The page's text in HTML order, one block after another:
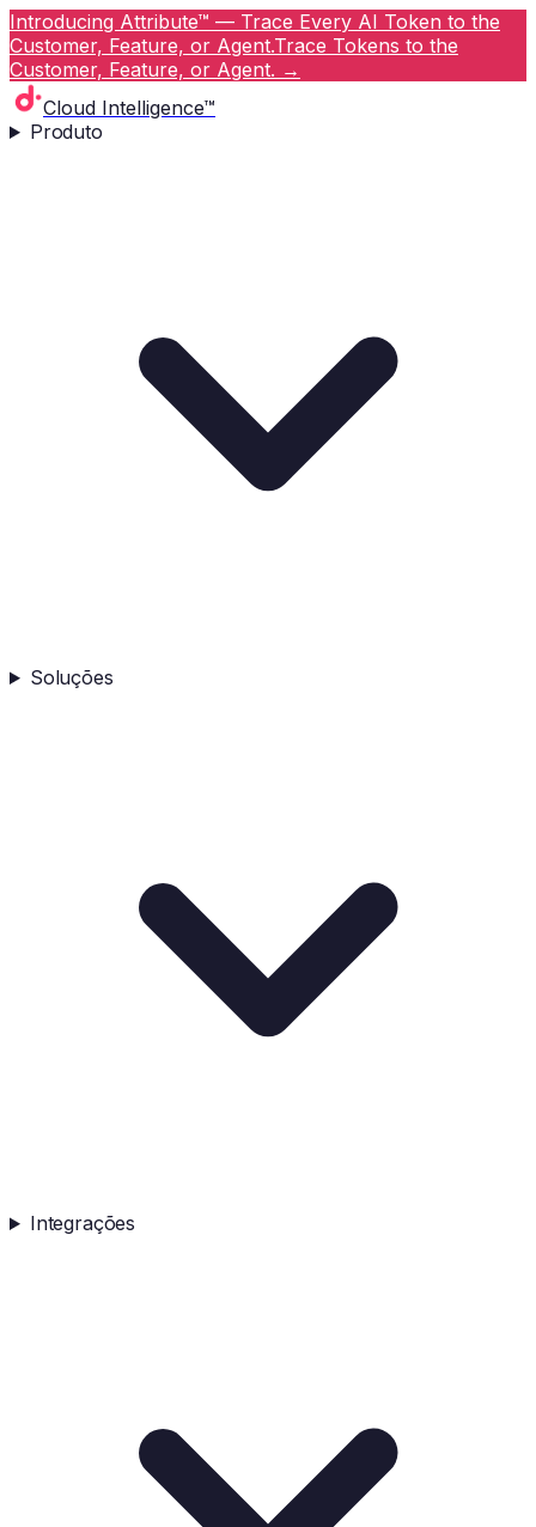
Introducing Attribute™ — Trace Every AI Token to the
Customer, Feature, or Agent.Trace Tokens to the
Customer, Feature, or Agent. →
Cloud Intelligence™
Produto
Soluções
Integrações